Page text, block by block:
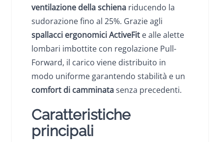
ventilazione della schiena riducendo la
sudorazione fino al 25%. Grazie agli
spallacci ergonomici ActiveFit e alle alette
lombari imbottite con regolazione Pull-
Forward, il carico viene distribuito in
modo uniforme garantendo stabilità e un
comfort di camminatasenza precedenti.
Caratteristiche
principali